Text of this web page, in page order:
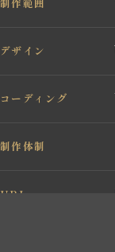
デザイン
コーディング
制作体制
URL